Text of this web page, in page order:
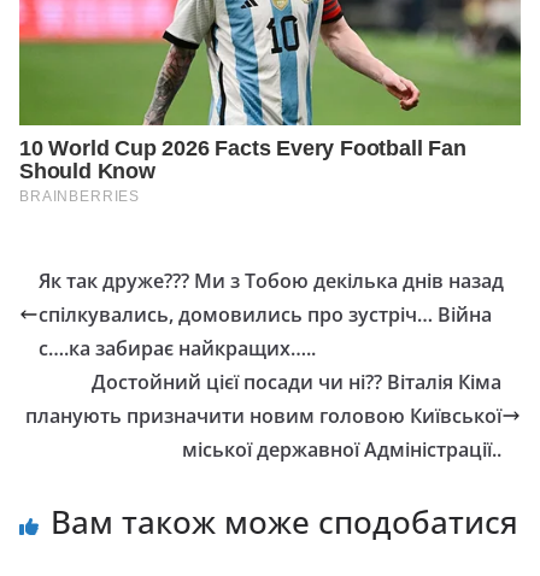
Як так друже??? Ми з Тобою декілька днів назад
спілкувались, домовились про зустріч… Війна
с….ка забирає найкращих…..
Достойний цієї посади чи ні?? Віталія Кіма
планують призначити новим головою Київської
міської державної Адміністрації..
Вам також може сподобатися